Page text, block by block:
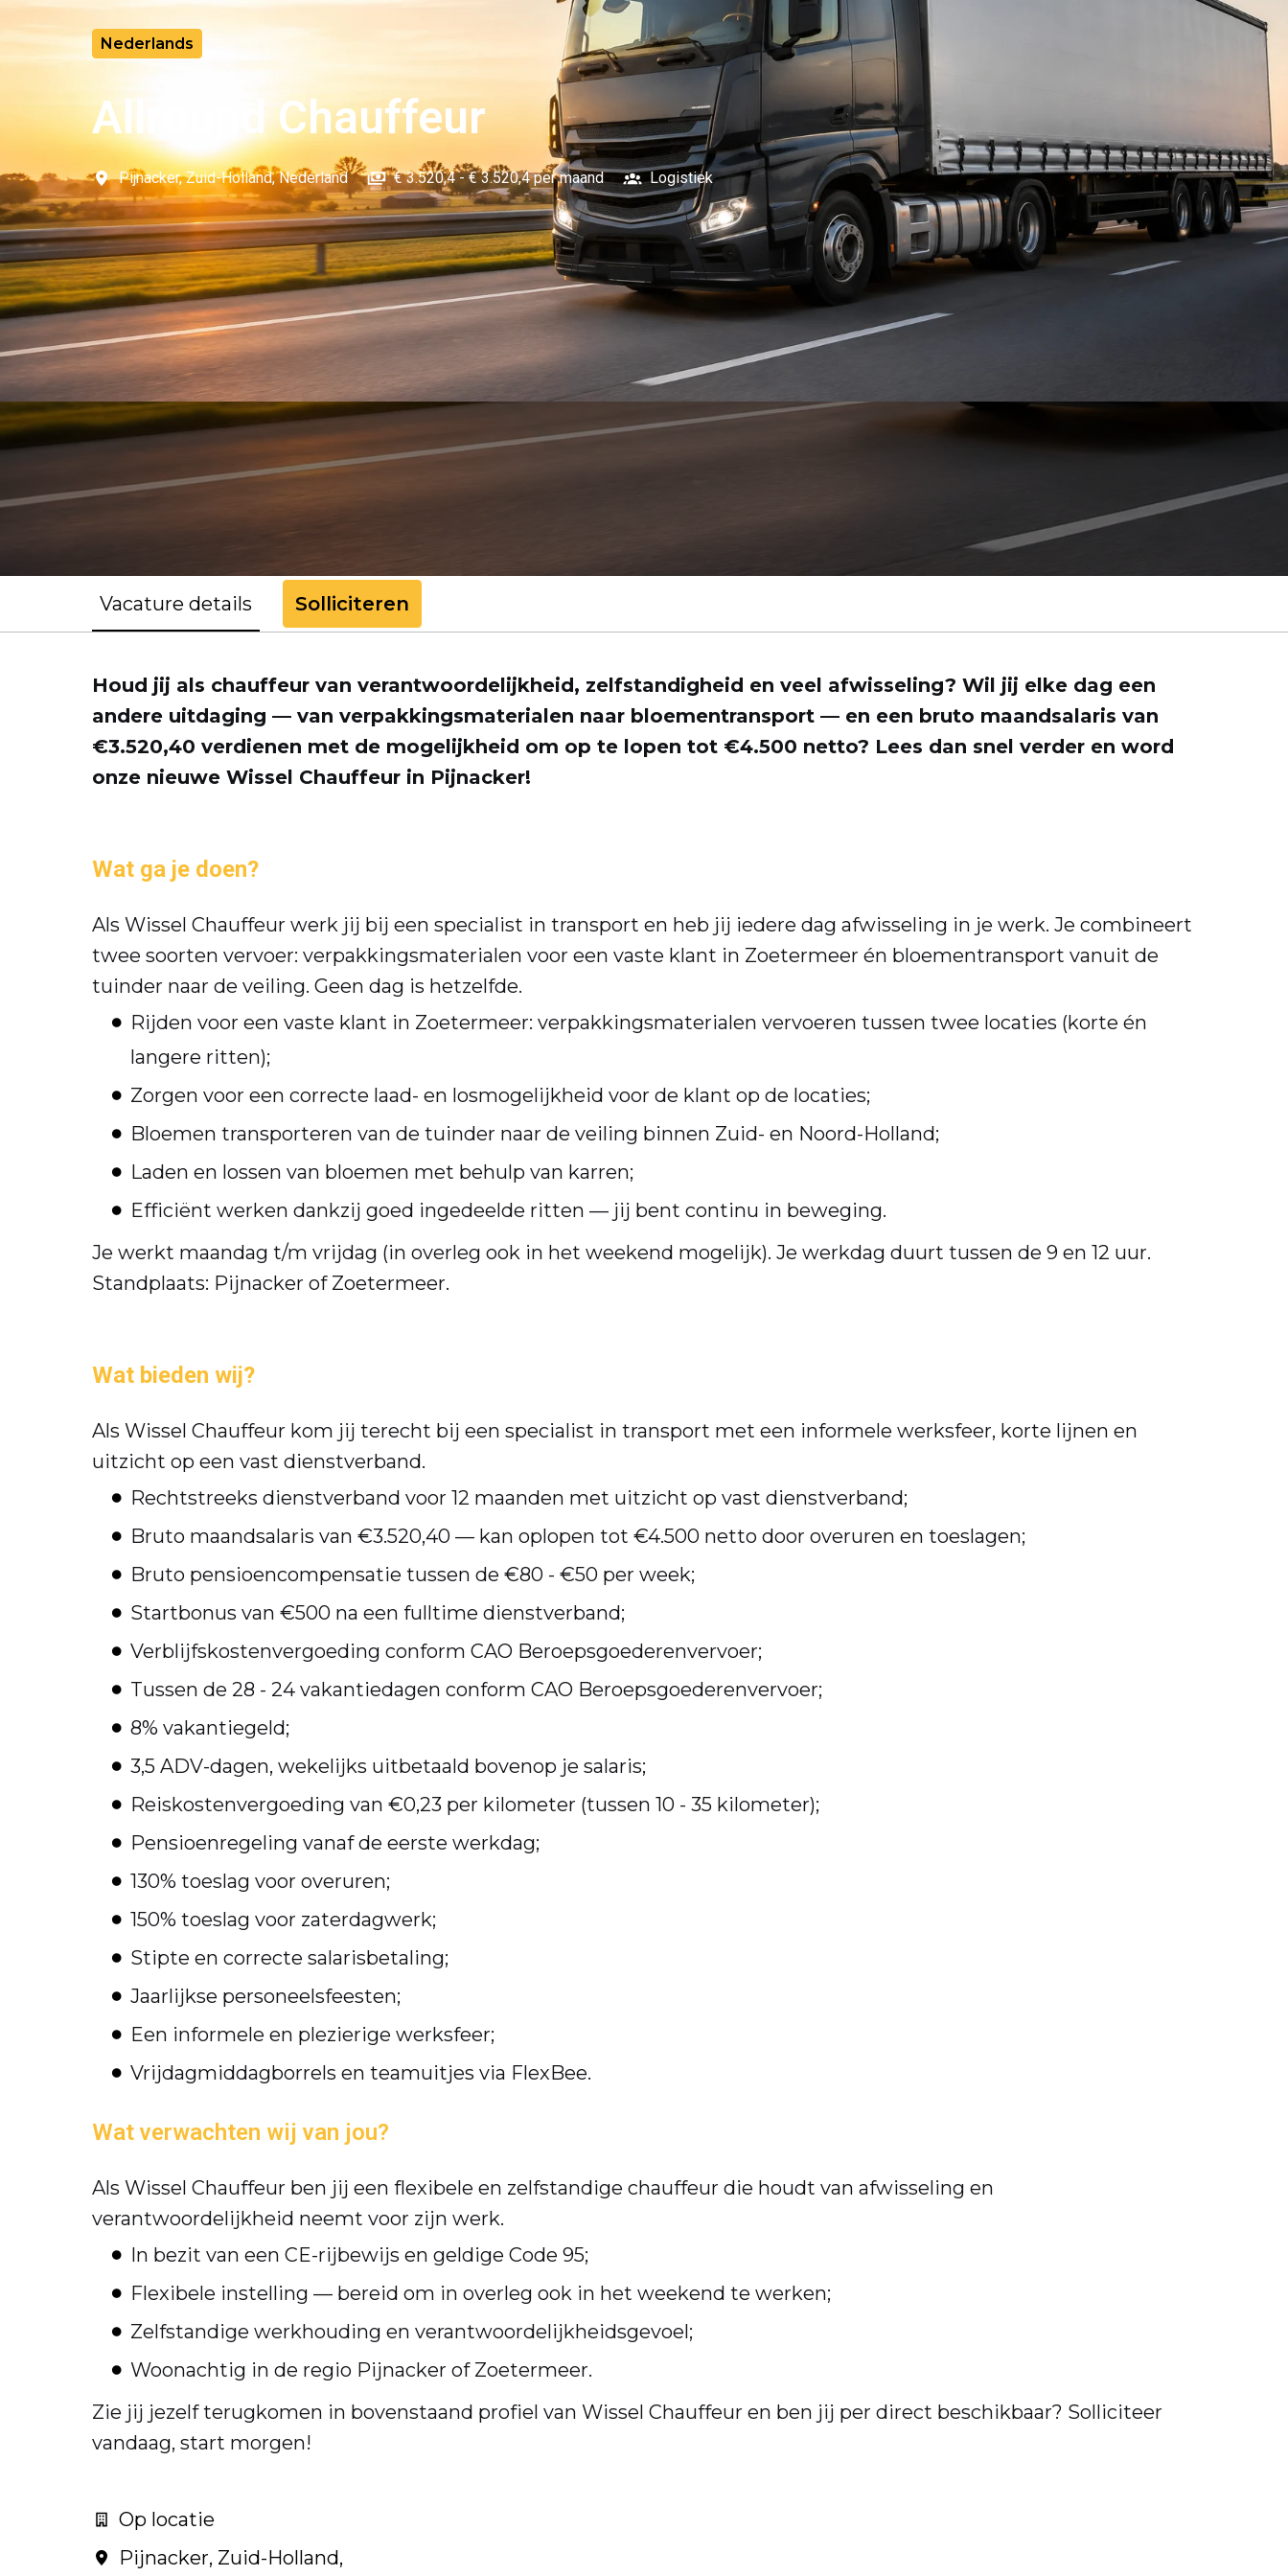
Nederlands
Allround Chauffeur
Pijnacker, Zuid-Holland, Nederland € 3.520,4 - € 3.520,4 per maand Logistiek
Vacature details Solliciteren
Houd jij als chauffeur van verantwoordelijkheid, zelfstandigheid en veel afwisseling? Wil jij elke dag een
andere uitdaging — van verpakkingsmaterialen naar bloementransport — en een bruto maandsalaris van
€3.520,40 verdienen met de mogelijkheid om op te lopen tot €4.500 netto? Lees dan snel verder en word
onze nieuwe Wissel Chauffeur in Pijnacker!
Wat ga je doen?
Als Wissel Chauffeur werk jij bij een specialist in transport en heb jij iedere dag afwisseling in je werk. Je combineert
twee soorten vervoer: verpakkingsmaterialen voor een vaste klant in Zoetermeer én bloementransport vanuit de
tuinder naar de veiling. Geen dag is hetzelfde.
Rijden voor een vaste klant in Zoetermeer: verpakkingsmaterialen vervoeren tussen twee locaties (korte én
langere ritten);
Zorgen voor een correcte laad- en losmogelijkheid voor de klant op de locaties;
Bloemen transporteren van de tuinder naar de veiling binnen Zuid- en Noord-Holland;
Laden en lossen van bloemen met behulp van karren;
Efficiënt werken dankzij goed ingedeelde ritten — jij bent continu in beweging.
Je werkt maandag t/m vrijdag (in overleg ook in het weekend mogelijk). Je werkdag duurt tussen de 9 en 12 uur.
Standplaats: Pijnacker of Zoetermeer.
Wat bieden wij?
Als Wissel Chauffeur kom jij terecht bij een specialist in transport met een informele werksfeer, korte lijnen en
uitzicht op een vast dienstverband.
Rechtstreeks dienstverband voor 12 maanden met uitzicht op vast dienstverband;
Bruto maandsalaris van €3.520,40 — kan oplopen tot €4.500 netto door overuren en toeslagen;
Bruto pensioencompensatie tussen de €80 - €50 per week;
Startbonus van €500 na een fulltime dienstverband;
Verblijfskostenvergoeding conform CAO Beroepsgoederenvervoer;
Tussen de 28 - 24 vakantiedagen conform CAO Beroepsgoederenvervoer;
8% vakantiegeld;
3,5 ADV-dagen, wekelijks uitbetaald bovenop je salaris;
Reiskostenvergoeding van €0,23 per kilometer (tussen 10 - 35 kilometer);
Pensioenregeling vanaf de eerste werkdag;
130% toeslag voor overuren;
150% toeslag voor zaterdagwerk;
Stipte en correcte salarisbetaling;
Jaarlijkse personeelsfeesten;
Een informele en plezierige werksfeer;
Vrijdagmiddagborrels en teamuitjes via FlexBee.
Wat verwachten wij van jou?
Als Wissel Chauffeur ben jij een flexibele en zelfstandige chauffeur die houdt van afwisseling en
verantwoordelijkheid neemt voor zijn werk.
In bezit van een CE-rijbewijs en geldige Code 95;
Flexibele instelling — bereid om in overleg ook in het weekend te werken;
Zelfstandige werkhouding en verantwoordelijkheidsgevoel;
Woonachtig in de regio Pijnacker of Zoetermeer.
Zie jij jezelf terugkomen in bovenstaand profiel van Wissel Chauffeur en ben jij per direct beschikbaar? Solliciteer
vandaag, start morgen!
Op locatie
Pijnacker, Zuid-Holland,